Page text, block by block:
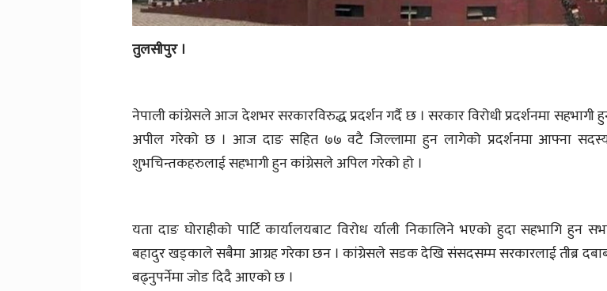
तुलसीपुर ।
नेपाली कांग्रेसले आज देशभर सरकारविरुद्ध प्रदर्शन गर्दै छ । सरकार विरोधी प्रदर्शनमा सहभागी
अपील गरेको छ । आज दाङ सहित ७७ वटै जिल्लामा हुन लागेको प्रदर्शनमा आफ्ना
शुभचिन्तकहरुलाई सहभागी हुन कांग्रेसले अपिल गरेको हो ।
यता दाङ घोराहीको पार्टि कार्यालयबाट विरोध र्याली निकालिने भएको हुदा सहभागि हुन
बहादुर खड्काले सबैमा आग्रह गरेका छन । कांग्रेसले सडक देखि संसदसम्म सरकारलाई तीब्र
बढ्नुपर्नेमा जोड दिदै आएको छ ।